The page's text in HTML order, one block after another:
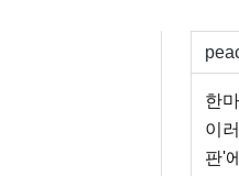
한
이
판'